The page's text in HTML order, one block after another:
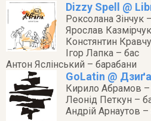
Dizzy Spell @
Роксолана Зінчук
Ярослав
Констянтин
Ігор Лапка – бас
Антон Яслінський – барабани
GoLatin @
Кирило Абрамов –
Леонід Петкун –
Андрій Арнаутов –